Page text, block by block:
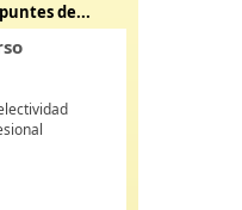
de...